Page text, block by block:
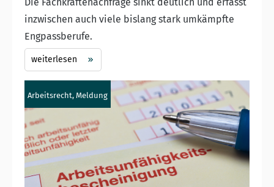
inzwischen auch viele bislang stark umkämpfte
Engpassberufe.
weiterlesen
Arbeitsrecht, Meldung